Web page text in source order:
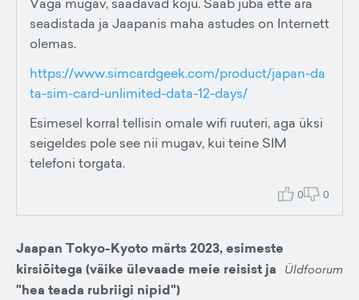
seadistada ja Jaapanis maha astudes on Internett
olemas.
https://www.simcardgeek.com/product/japan-da
ta-sim-card-unlimited-data-12-days/
Esimesel korral tellisin omale wifi ruuteri, aga üksi
seigeldes pole see nii mugav, kui teine SIM
telefoni torgata.
0 0
Jaapan Tokyo-Kyoto märts 2023, esimeste
kirsiõitega (väike ülevaade meie reisist ja
"hea teada rubriigi nipid")
Üldfoorum